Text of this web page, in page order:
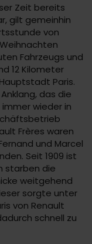
Zeit bereits
gilt gemeinhin
von
Fahrzeugs und
12 Kilometer
Paris.
das die
wieder in
Frères waren
und Marcel
Seit 1909 ist
starben die
weitgehend
sorgte unter
von Renault
schnell zu